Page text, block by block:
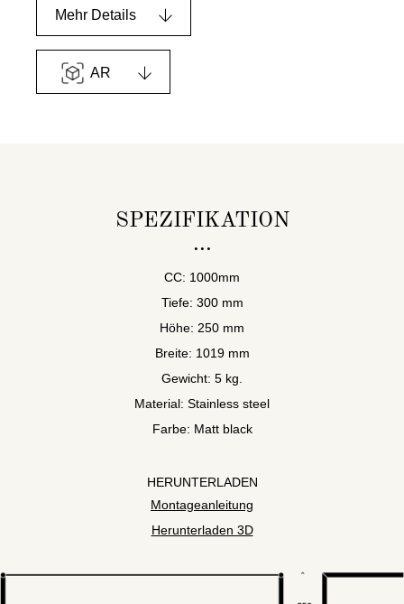
Mehr Details
AR
SPEZIFIKATION
CC: 1000mm
Tiefe: 300 mm
Höhe: 250 mm
Breite: 1019 mm
Gewicht: 5 kg.
Material: Stainless steel
Farbe: Matt black
HERUNTERLADEN
Montageanleitung
Herunterladen 3D